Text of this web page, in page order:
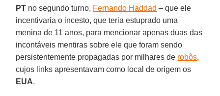
PT no segundo turno, Fernando Haddad – que ele
incentivaria o incesto, que teria estuprado uma
menina de 11 anos, para mencionar apenas duas das
incontáveis mentiras sobre ele que foram sendo
persistentemente propagadas por milhares de robôs,
cujos links apresentavam como local de origem os
EUA.